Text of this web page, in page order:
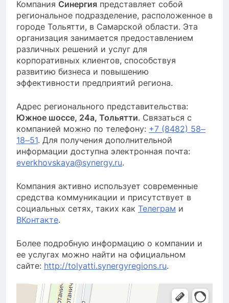
Компания Синергия представляет собой
региональное подразделение, расположенное в
городе Тольятти, в Самарской области. Эта
организация занимается предоставлением
различных решений и услуг для
корпоративных клиентов, способствуя
развитию бизнеса и повышению
эффективности предприятий региона.
Адрес регионального представительства:
Южное шоссе, 24а, Тольятти. Связаться с
компанией можно по телефону: +7 (8482) 58‒
18‒51. Для получения дополнительной
информации доступна электронная почта:
everkhovskaya@synergy.ru.
Компания активно использует современные
средства коммуникации и присутствует в
социальных сетях, таких как Телеграм и
ВКонтакте.
Более подробную информацию о компании и
ее услугах можно найти на официальном
сайте: http://tolyatti.synergyregions.ru.